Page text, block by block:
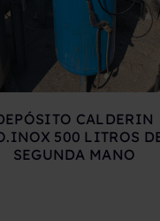
CALDERIN
500 LITROS
SEGUNDA MANO